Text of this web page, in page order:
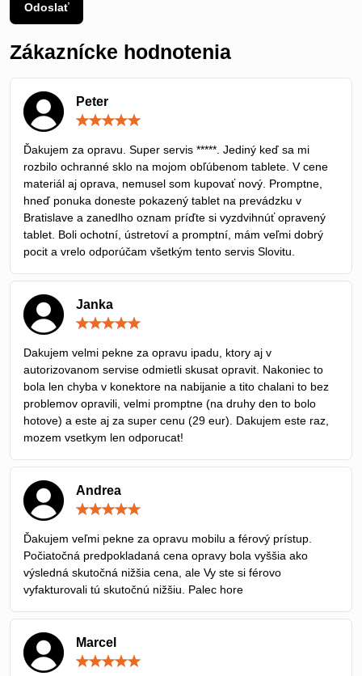
Odoslať
Zákaznícke hodnotenia
Peter
5
Ďakujem za opravu. Super servis *****. Jediný keď sa mi
rozbilo ochranné sklo na mojom obľúbenom tablete. V cene
materiál aj oprava, nemusel som kupovať nový. Promptne,
hneď ponuka doneste pokazený tablet na prevádzku v
Bratislave a zanedlho oznam príďte si vyzdvihnúť opravený
tablet. Boli ochotní, ústretoví a promptní, mám veľmi dobrý
pocit a vrelo odporúčam všetkým tento servis Slovitu.
Janka
5
Dakujem velmi pekne za opravu ipadu, ktory aj v
autorizovanom servise odmietli skusat opravit. Nakoniec to
bola len chyba v konektore na nabijanie a tito chalani to bez
problemov opravili, velmi promptne (na druhy den to bolo
hotove) a este aj za super cenu (29 eur). Dakujem este raz,
mozem vsetkym len odporucat!
Andrea
5
Ďakujem veľmi pekne za opravu mobilu a férový prístup.
Počiatočná predpokladaná cena opravy bola vyššia ako
výsledná skutočná nižšia cena, ale Vy ste si férovo
vyfakturovali tú skutočnú nižšiu. Palec hore
Marcel